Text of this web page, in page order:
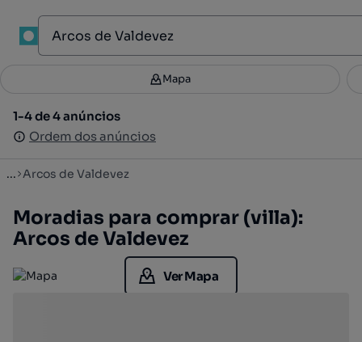
Filtros 3
1-4 de 4 anúncios
Ordem dos anúncios
Mapa
1-4 de 4 anúncios
Ordem dos anúncios
... Arcos de Valdevez
Moradias para comprar (villa):
Arcos de Valdevez
Ver Mapa